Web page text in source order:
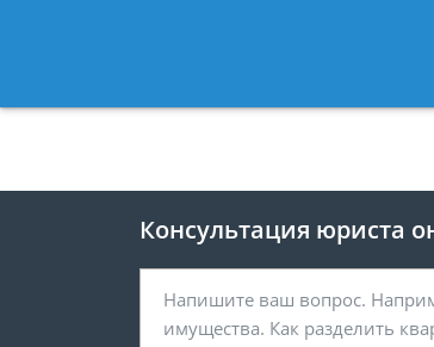
8
Консультация юриста